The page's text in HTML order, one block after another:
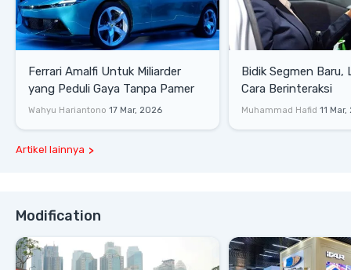
Ferrari Amalfi Untuk Miliarder
yang Peduli Gaya Tanpa Pamer
Wahyu Hariantono 17 Mar, 2026
Bidik Segmen Baru,
Cara Berinteraksi
Muhammad Hafid 11
Artikel lainnya
Modification